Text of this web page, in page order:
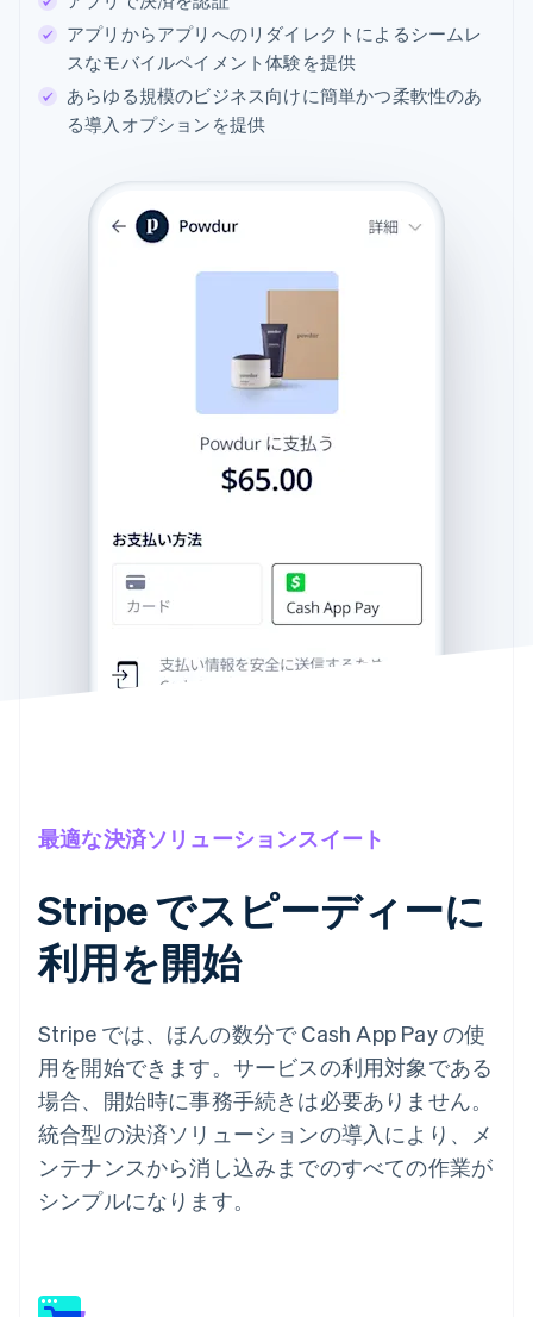
アプリからアプリへのリダイレクトによるシームレ
スなモバイルペイメント体験を提供
あらゆる規模のビジネス向けに簡単かつ柔軟性のあ
る導入オプションを提供
最適な決済ソリューションスイート
Stripe でスピーディーに
利用を開始
Stripe では、ほんの数分で Cash App Pay の使
用を開始できます。サービスの利用対象である
場合、開始時に事務手続きは必要ありません。
統合型の決済ソリューションの導入により、メ
ンテナンスから消し込みまでのすべての作業が
シンプルになります。